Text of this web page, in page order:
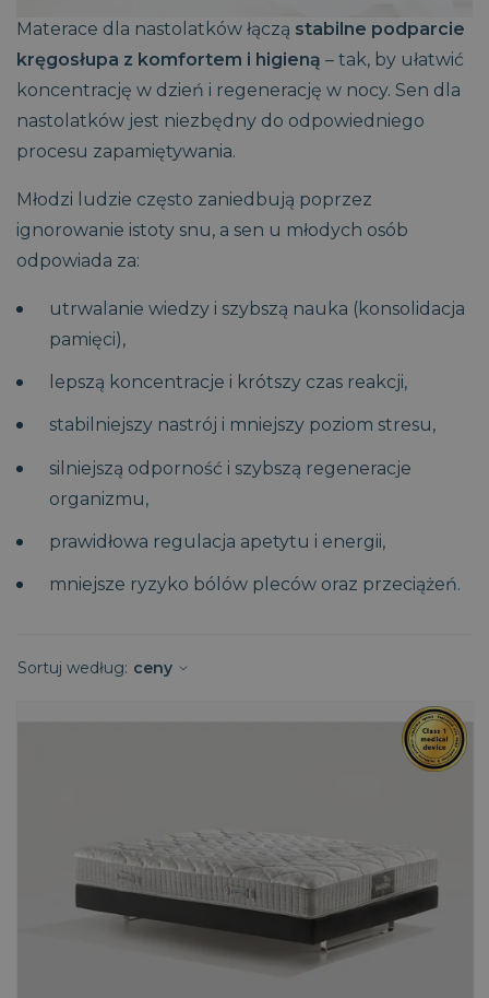
Materace dla nastolatków łączą stabilne podparcie
kręgosłupa z komfortem i higieną – tak, by ułatwić
koncentrację w dzień i regenerację w nocy. Sen dla
nastolatków jest niezbędny do odpowiedniego
procesu zapamiętywania.
Młodzi ludzie często zaniedbują poprzez
ignorowanie istoty snu, a sen u młodych osób
odpowiada za:
utrwalanie wiedzy i szybszą nauka (konsolidacja
pamięci),
lepszą koncentracje i krótszy czas reakcji,
stabilniejszy nastrój i mniejszy poziom stresu,
silniejszą odporność i szybszą regeneracje
organizmu,
prawidłowa regulacja apetytu i energii,
mniejsze ryzyko bólów pleców oraz przeciążeń.
Sortuj według: ceny